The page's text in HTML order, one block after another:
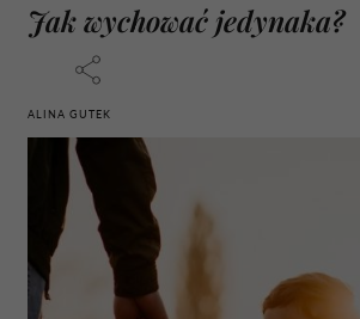
Jak wychować jedynaka?
ALINA GUTEK